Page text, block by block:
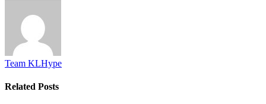
Team KLHype
Related Posts